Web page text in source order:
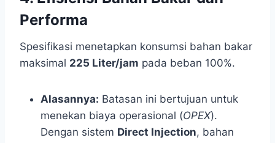
Performa
Spesifikasi menetapkan konsumsi bahan bakar
maksimal 225 Liter/jam pada beban 100%.
Alasannya: Batasan ini bertujuan untuk
menekan biaya operasional (OPEX).
Dengan sistem Direct Injection, bahan